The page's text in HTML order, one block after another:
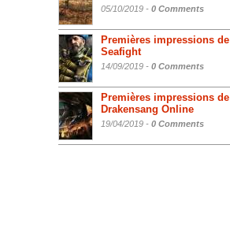
05/10/2019 - 0 Comments
Premières impressions de
Seafight
14/09/2019 - 0 Comments
Premières impressions de
Drakensang Online
19/04/2019 - 0 Comments